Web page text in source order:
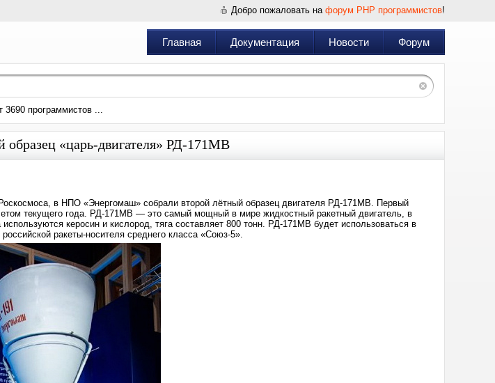
Добро пожаловать на форум PHP программистов!
Главная Документация Новости Форум
3690 программистов ...
образец «царь-двигателя» РД-171МВ
в НПО «Энергомаш» собрали второй лётный образец двигателя РД-171МВ. Первый
текущего года. РД-171МВ — это самый мощный в мире жидкостный ракетный двигатель, в
используются керосин и кислород, тяга составляет 800 тонн. РД-171МВ будет использоваться в
ракеты-носителя среднего класса «Союз-5».